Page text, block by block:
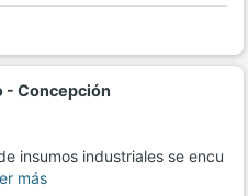
- Concepción
insumos industriales se encu
más